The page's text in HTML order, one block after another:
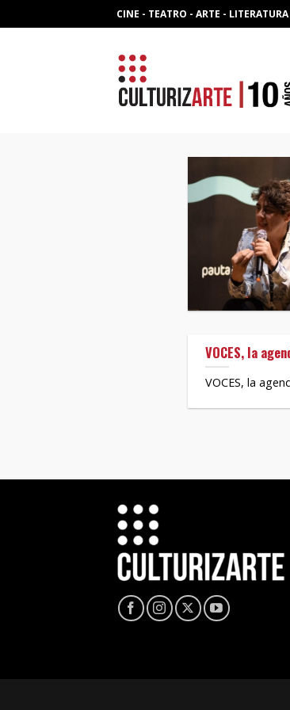
to
CINE - TEATRO - ARTE - LITERATURA
VOCES, la
VOCES, la